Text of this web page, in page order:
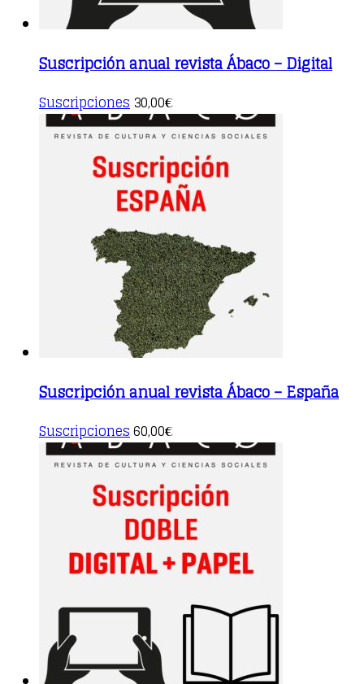
Suscripción anual revista Ábaco – Digital
Suscripciones 30,00€
Suscripción anual revista Ábaco – España
Suscripciones This
product
has
multiple
variants.
The
options
may
be
chosen
on
product
60,00€